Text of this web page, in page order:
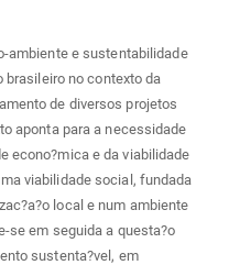
ambiente e sustentabilidade
no contexto da
de diversos projetos
aponta para a necessidade
econo?mica e da viabilidade
viabilidade social, fundada
local e num ambiente
se em seguida a questa?o
sustenta?vel, em